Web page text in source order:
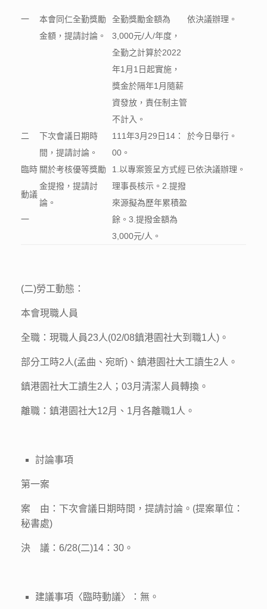
一
本會同仁全勤獎勵
金額，提請討論。
全勤獎勵金額為
3,000元/人/年度，
全勤之計算於2022
年1月1日起實施，
獎金於隔年1月隨薪
資發放，責任制主管
不計入。
依決議辦理。
二
下次會議日期時
間，提請討論。
111年3月29日14：
00。
於今日舉行。
臨時
動議
一
關於考核優等獎勵
金提撥，提請討
論。
1.以專案簽呈方式經
理事長核示。2.提撥
來源擬為歷年累積盈
餘。3.提撥金額為
3,000元/人。
已依決議辦理。
(二)勞工動態：
本會現職人員
全職：現職人員23人(02/08鎮港園社大到職1人)。
部分工時2人(孟曲、宛昕)、鎮港園社大工讀生2人。
鎮港園社大工讀生2人；03月清潔人員轉換。
離職：鎮港園社大12月、1月各離職1人。
討論事項
第一案
案 由：下次會議日期時間，提請討論。(提案單位：
秘書處)
決 議：6/28(二)14：30。
建議事項〈臨時動議〉：無。